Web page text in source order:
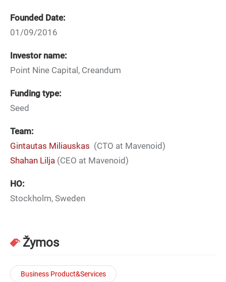
Founded Date:
01/09/2016
Investor name:
Point Nine Capital, Creandum
Funding type:
Seed
Team:
Gintautas Miliauskas (CTO at Mavenoid)
Shahan Lilja (CEO at Mavenoid)
HO:
Stockholm, Sweden
Žymos
Business Product&Services